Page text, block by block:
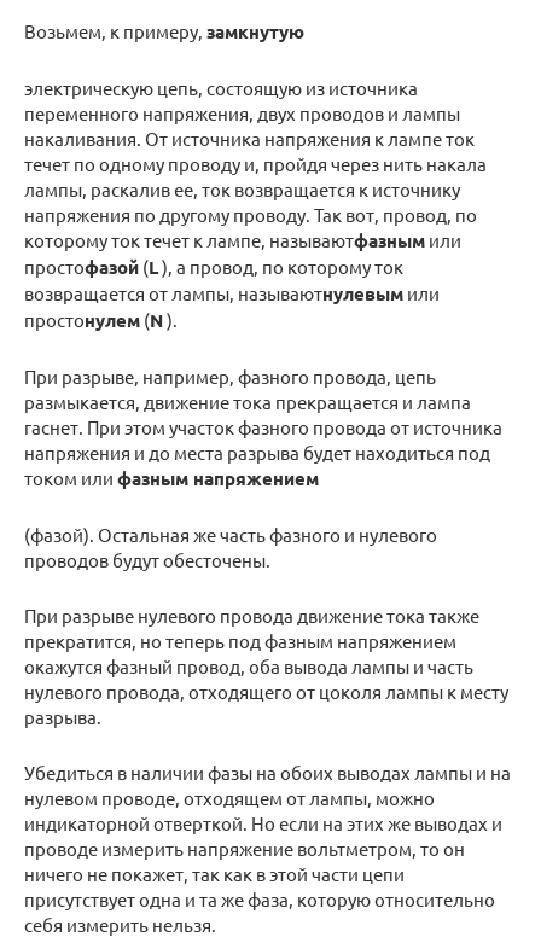
Возьмем, к примеру, замкнутую
электрическую цепь, состоящую из источника
переменного напряжения, двух проводов и лампы
накаливания. От источника напряжения к лампе ток
течет по одному проводу и, пройдя через нить накала
лампы, раскалив ее, ток возвращается к источнику
напряжения по другому проводу. Так вот, провод, по
которому ток течет к лампе, называютфазным или
простофазой (L), а провод, по которому ток
возвращается от лампы, называютнулевым или
простонулем (N).
При разрыве, например, фазного провода, цепь
размыкается, движение тока прекращается и лампа
гаснет. При этом участок фазного провода от источника
напряжения и до места разрыва будет находиться под
током или фазным напряжением
(фазой). Остальная же часть фазного и нулевого
проводов будут обесточены.
При разрыве нулевого провода движение тока также
прекратится, но теперь под фазным напряжением
окажутся фазный провод, оба вывода лампы и часть
нулевого провода, отходящего от цоколя лампы к месту
разрыва.
Убедиться в наличии фазы на обоих выводах лампы и на
нулевом проводе, отходящем от лампы, можно
индикаторной отверткой. Но если на этих же выводах и
проводе измерить напряжение вольтметром, то он
ничего не покажет, так как в этой части цепи
присутствует одна и та же фаза, которую относительно
себя измерить нельзя.